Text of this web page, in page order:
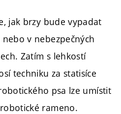
jak brzy bude vypadat
v nebezpečných
Zatím s lehkostí
techniku za statisíce
psa lze umístit
rameno.